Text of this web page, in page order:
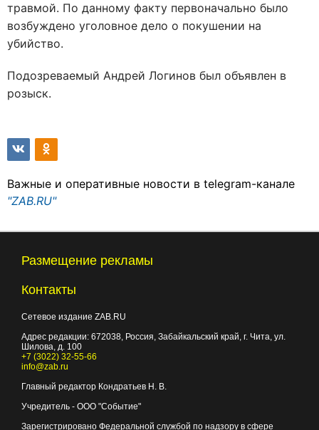
травмой. По данному факту первоначально было
возбуждено уголовное дело о покушении на
убийство.
Подозреваемый Андрей Логинов был объявлен в
розыск.
Важные и оперативные новости в telegram-канале
"ZAB.RU"
Размещение рекламы
Контакты
Сетевое издание ZAB.RU
Адрес редакции: 672038, Россия, Забайкальский край, г. Чита, ул.
Шилова, д. 100
+7 (3022) 32-55-66
info@zab.ru
Главный редактор Кондратьев Н. В.
Учредитель - ООО "Событие"
Зарегистрировано Федеральной службой по надзору в сфере